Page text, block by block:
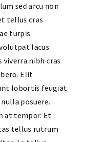
sed arcu non
tellus cras
turpis.
lacus
viverra nibh cras
Elit
lobortis feugiat
posuere.
at tempor. Et
tellus rutrum